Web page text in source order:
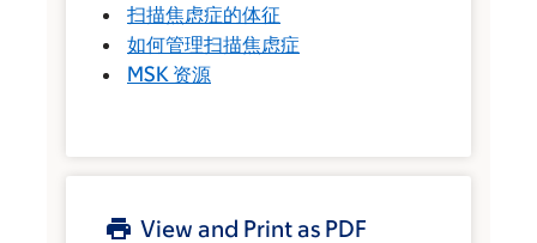
扫描焦虑症的体征
如何管理扫描焦虑症
MSK 资源
View and Print as PDF